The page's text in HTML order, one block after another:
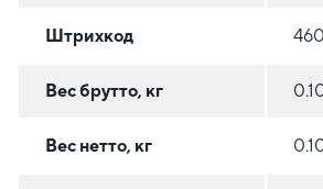
Штрихкод
Вес брутто, кг
Вес нетто, кг